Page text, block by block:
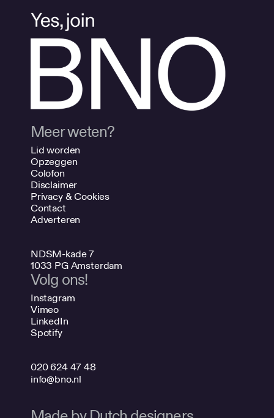
Meer weten?
Lid worden
Opzeggen
Colofon
Disclaimer
Privacy & Cookies
Contact
Adverteren
NDSM-kade 7
1033 PG Amsterdam
Volg ons!
Instagram
Vimeo
LinkedIn
Spotify
020 624 47 48
info@bno.nl